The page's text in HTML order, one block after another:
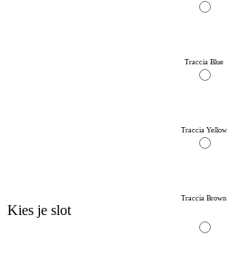
Traccia Blue
Traccia Yellow
Traccia Brown
Kies je slot